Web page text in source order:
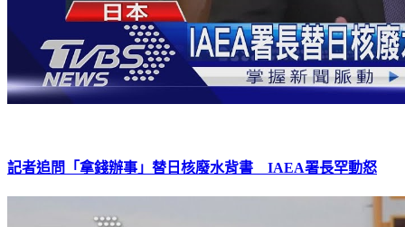
記者追問「拿錢辦事」替日核廢水背書 IAEA署長罕動怒